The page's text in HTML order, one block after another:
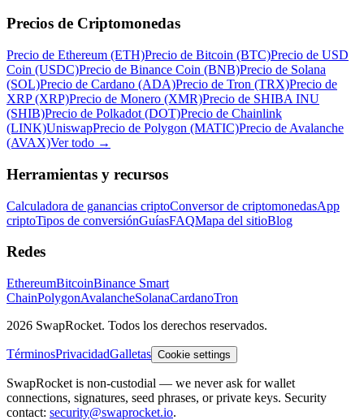
Precios de Criptomonedas
Precio de Ethereum (ETH)Precio de Bitcoin (BTC)Precio de USD
Coin (USDC)Precio de Binance Coin (BNB)Precio de Solana
(SOL)Precio de Cardano (ADA)Precio de Tron (TRX)Precio de
XRP (XRP)Precio de Monero (XMR)Precio de SHIBA INU
(SHIB)Precio de Polkadot (DOT)Precio de Chainlink
(LINK)UniswapPrecio de Polygon (MATIC)Precio de Avalanche
(AVAX)Ver todo →
Herramientas y recursos
Calculadora de ganancias criptoConversor de criptomonedasApp
criptoTipos de conversiónGuíasFAQMapa del sitioBlog
Redes
EthereumBitcoinBinance Smart
ChainPolygonAvalancheSolanaCardanoTron
2026 SwapRocket. Todos los derechos reservados.
TérminosPrivacidadGalletas Cookie settings
SwapRocket is non-custodial — we never ask for wallet
connections, signatures, seed phrases, or private keys. Security
contact: security@swaprocket.io.